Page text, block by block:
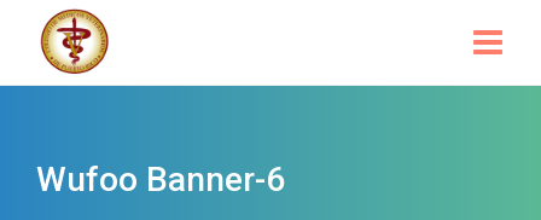
Wufoo Banner-6